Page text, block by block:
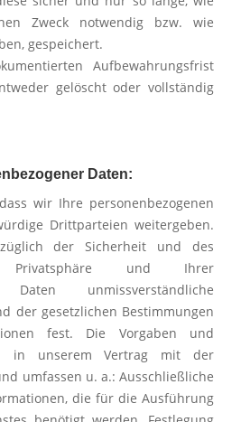
Zweck notwendig bzw. wie
gespeichert.
Aufbewahrungsfrist
gelöscht oder vollständig
Daten:
wir Ihre personenbezogenen
Drittparteien weitergeben.
der Sicherheit und des
und Ihrer
Daten unmissverständliche
der gesetzlichen Bestimmungen
fest. Die Vorgaben und
in unserem Vertrag mit der
umfassen u. a.: Ausschließliche
die für die Ausführung